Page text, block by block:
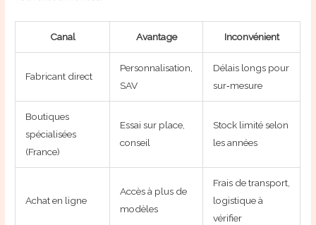
Canal Avantage Inconvénient
Fabricant direct
Personnalisation,
SAV
Délais longs pour
sur‑mesure
Boutiques
spécialisées
(France)
Essai sur place,
conseil
Stock limité selon
les années
Achat en ligne
Accès à plus de
modèles
Frais de transport,
logistique à
vérifier